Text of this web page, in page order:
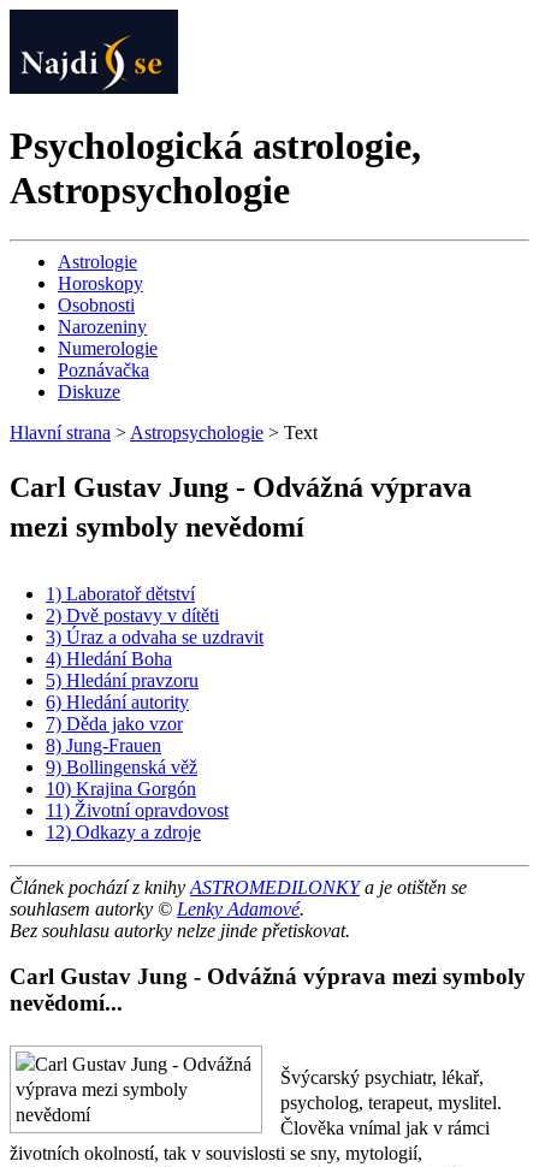
Psychologická astrologie,
Astropsychologie
Astrologie
Horoskopy
Osobnosti
Narozeniny
Numerologie
Poznávačka
Diskuze
Hlavní strana > Astropsychologie > Text
Carl Gustav Jung - Odvážná výprava
mezi symboly nevědomí
1) Laboratoř dětství
2) Dvě postavy v dítěti
3) Úraz a odvaha se uzdravit
4) Hledání Boha
5) Hledání pravzoru
6) Hledání autority
7) Děda jako vzor
8) Jung-Frauen
9) Bollingenská věž
10) Krajina Gorgón
11) Životní opravdovost
12) Odkazy a zdroje
Článek pochází z knihy ASTROMEDILONKYa je otištěn se
souhlasem autorky © Lenky Adamové.
Bez souhlasu autorky nelze jinde přetiskovat.
Carl Gustav Jung - Odvážná výprava mezi symboly
nevědomí...
Švýcarský psychiatr, lékař,
psycholog, terapeut, myslitel.
Člověka vnímal jak v rámci
životních okolností, tak v souvislosti se sny, mytologií,